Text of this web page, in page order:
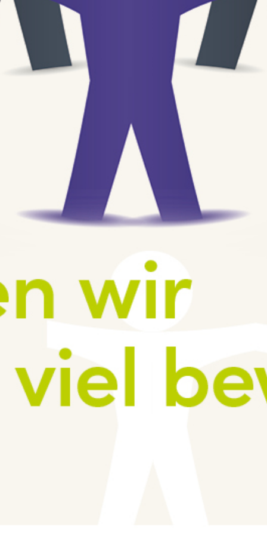
Datenschutz
Impressum Datenschutz